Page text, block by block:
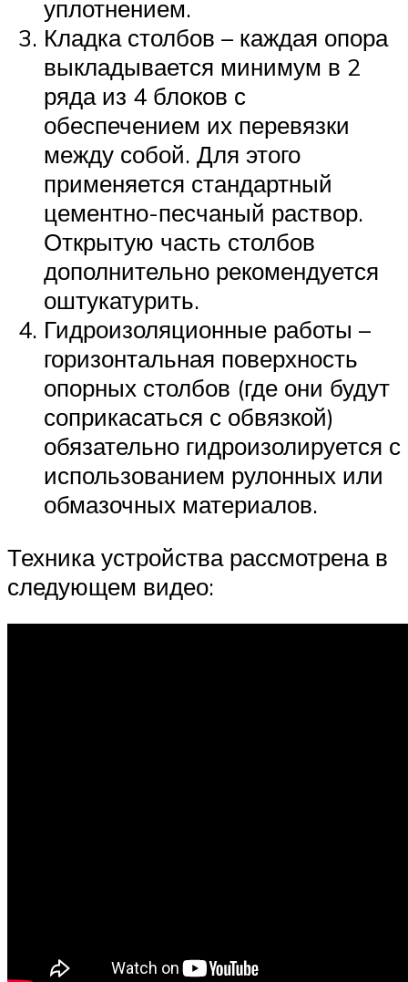
уплотнением.
Кладка столбов – каждая опора
выкладывается минимум в 2
ряда из 4 блоков с
обеспечением их перевязки
между собой. Для этого
применяется стандартный
цементно-песчаный раствор.
Открытую часть столбов
дополнительно рекомендуется
оштукатурить.
Гидроизоляционные работы –
горизонтальная поверхность
опорных столбов (где они будут
соприкасаться с обвязкой)
обязательно гидроизолируется с
использованием рулонных или
обмазочных материалов.
Техника устройства рассмотрена в
следующем видео: